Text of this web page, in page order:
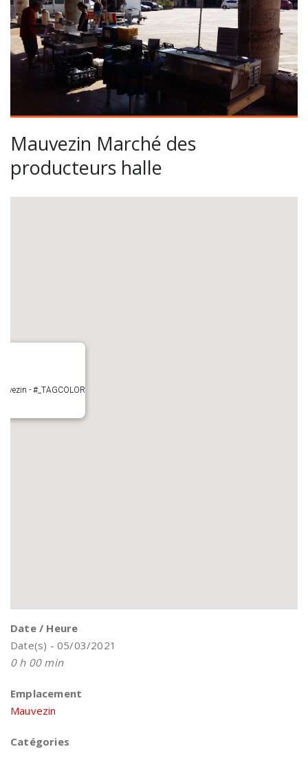
Mauvezin Marché des
producteurs halle
- #_TAGCOLOR
Date / Heure
Date(s) - 05/03/2021
0 h 00 min
Emplacement
Mauvezin
Catégories